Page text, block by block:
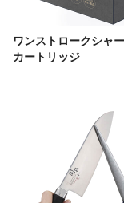
ワンストロークシャ
カートリッジ